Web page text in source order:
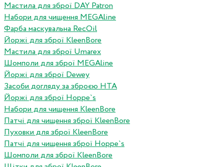
Мастила для зброї DAY Patron
Набори для чищення MEGAline
Фарба маскувальна RecOil
Йоржі для зброї KleenBore
Мастила для зброї Umarex
Шомполи для зброї MEGAline
Йоржі для зброї Dewey
Засоби догляду за зброєю HTA
Йоржі для зброї Hoppe`s
Набори для чищення KleenBore
Патчі для чищення зброї KleenBore
Пуховки для зброї KleenBore
Патчі для чищення зброї Hoppe`s
Шомполи для зброї KleenBore